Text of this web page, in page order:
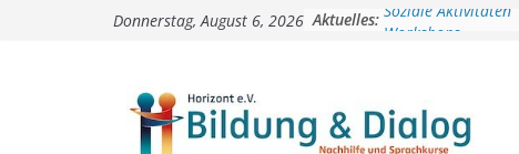
Donnerstag, August 6, 2026 Aktuelles: Soziale Aktivitäten
Vorschulprojekt